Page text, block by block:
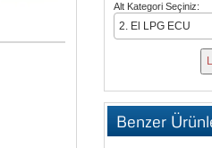
Alt Kategori Seçiniz:
Benzer